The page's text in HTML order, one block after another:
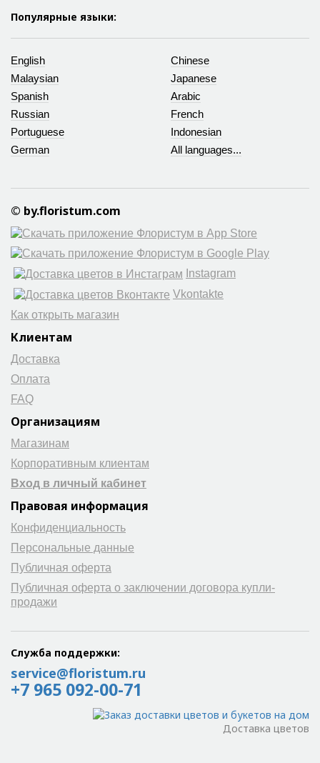
Популярные языки:
English
Malaysian
Chinese
Japanese
Spanish
Russian
Arabic
French
Portuguese
German
Indonesian
All languages...
© by.floristum.com
Instagram
Vkontakte
Как открыть магазин
Клиентам
Доставка
Оплата
FAQ
Организациям
Магазинам
Корпоративным клиентам
Вход в личный кабинет
Правовая информация
Конфиденциальность
Персональные данные
Публичная оферта
Публичная оферта о заключении договора купли-
продажи
Служба поддержки:
service@floristum.ru
+7 965 092-00-71
Доставка цветов